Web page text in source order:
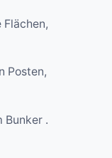
Posten,
Bunker .